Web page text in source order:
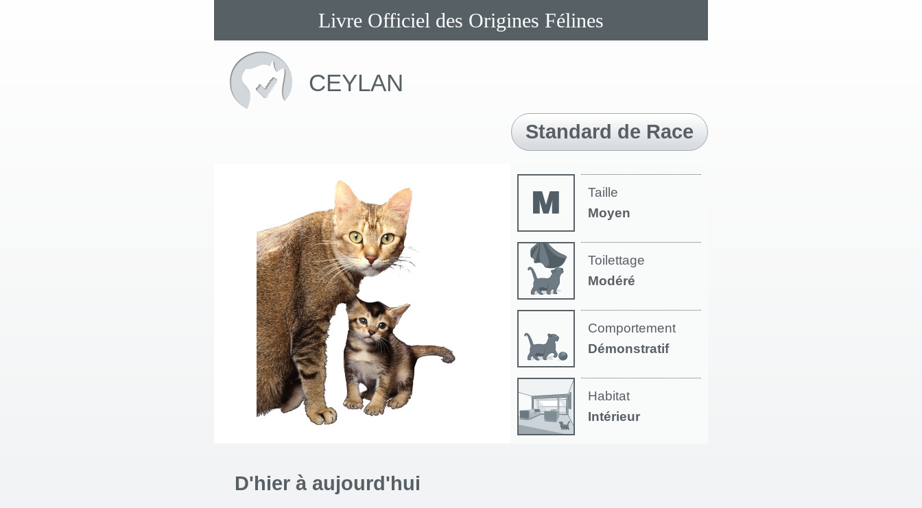
Livre Officiel des Origines Félines
CEYLAN
Standard de Race
Taille
Moyen
Toilettage
Modéré
Comportement
Démonstratif
Habitat
Intérieur
D'hier à aujourd'hui